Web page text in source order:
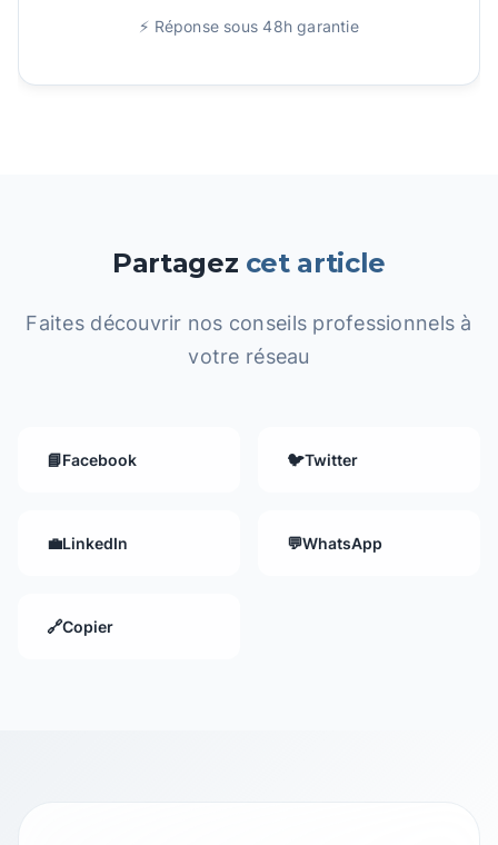
⚡ Réponse sous 48h garantie
Partagez cet article
Faites découvrir nos conseils professionnels à
votre réseau
📘Facebook 🐦Twitter
💼LinkedIn 💬WhatsApp
🔗Copier